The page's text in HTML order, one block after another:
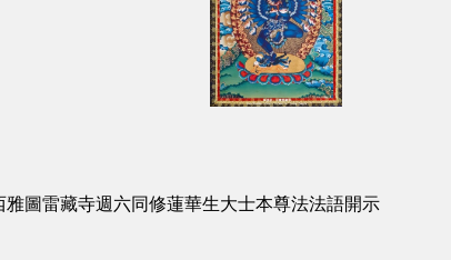
圖雷藏寺週六同修蓮華生大士本尊法法語開示